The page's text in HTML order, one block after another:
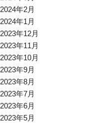
2024年2月
2024年1月
2023年12月
2023年11月
2023年10月
2023年9月
2023年8月
2023年7月
2023年6月
2023年5月